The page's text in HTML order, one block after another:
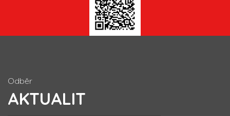
Odběr
AKTUALIT